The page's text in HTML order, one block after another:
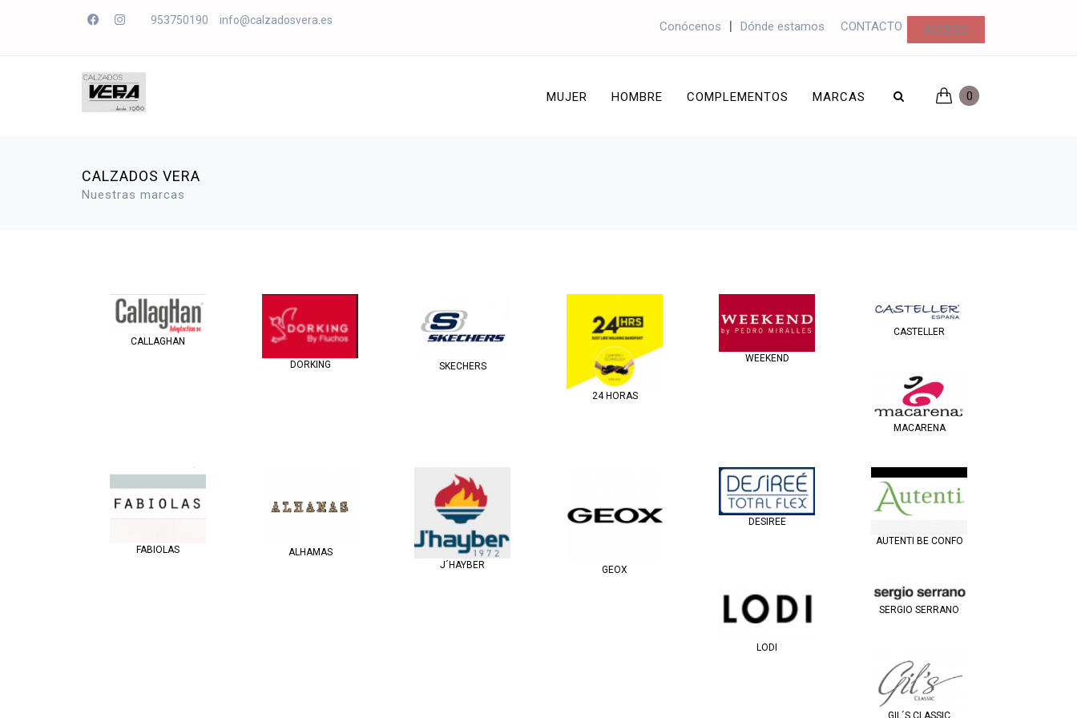
953750190 info@calzadosvera.es Conócenos | Dónde estamos CONTACTO ACCESO
MUJER HOMBRE COMPLEMENTOS MARCAS 0
CALZADOS VERA
Nuestras marcas
CALLAGHAN
DORKING SKECHERS
24 HORAS
WEEKEND
CASTELLER
MACARENA
FABIOLAS
ALHAMAS
J´HAYBER
GEOX
DESIREE
AUTENTI BE CONFO
LODI
SERGIO SERRANO
GIL´S CLASSIC